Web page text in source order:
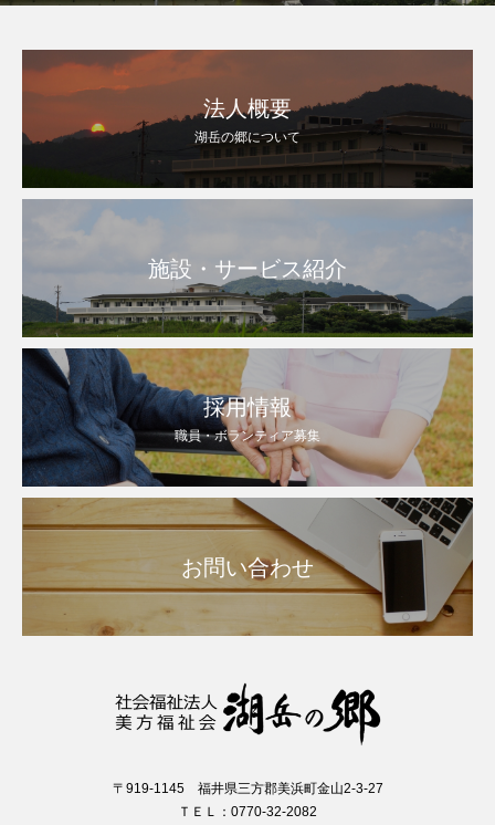
法人概要
湖岳の郷について
施設・サービス紹介
採用情報
職員・ボランティア募集
お問い合わせ
〒919-1145 福井県三方郡美浜町金山2-3-27
ＴＥＬ：0770-32-2082